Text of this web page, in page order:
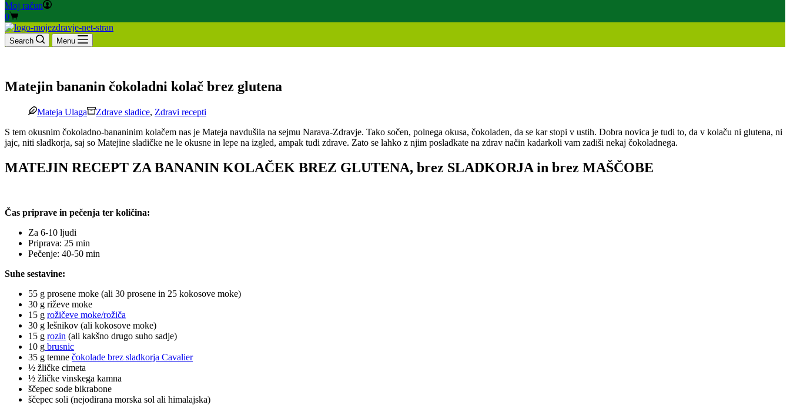
Moj račun
Shopping
cart
0
Search Menu
Matejin bananin čokoladni kolač brez glutena
Mateja Ulaga Zdrave sladice, Zdravi recepti
S tem okusnim čokoladno-bananinim kolačem nas je Mateja navdušila na sejmu Narava-Zdravje. Tako sočen, polnega okusa, čokoladen, da se kar stopi v ustih. Dobra novica je tudi to, da v kolaču ni glutena, ni
jajc, niti sladkorja, saj so Matejine sladičke ne le okusne in lepe na izgled, ampak tudi zdrave. Zato se lahko z njim posladkate na zdrav način kadarkoli vam zadiši nekaj čokoladnega.
MATEJIN RECEPT ZA BANANIN KOLAČEK BREZ GLUTENA, brez SLADKORJA in brez MAŠČOBE
Čas priprave in pečenja ter količina:
Za 6-10 ljudi
Priprava: 25 min
Pečenje: 40-50 min
Suhe sestavine:
55 g prosene moke (ali 30 prosene in 25 kokosove moke)
30 g riževe moke
15 g rožičeve moke/rožiča
30 g lešnikov (ali kokosove moke)
15 g rozin (ali kakšno drugo suho sadje)
10 g brusnic
35 g temne čokolade brez sladkorja Cavalier
½ žličke cimeta
½ žličke vinskega kamna
ščepec sode bikrabone
ščepec soli (nejodirana morska sol ali himalajska)